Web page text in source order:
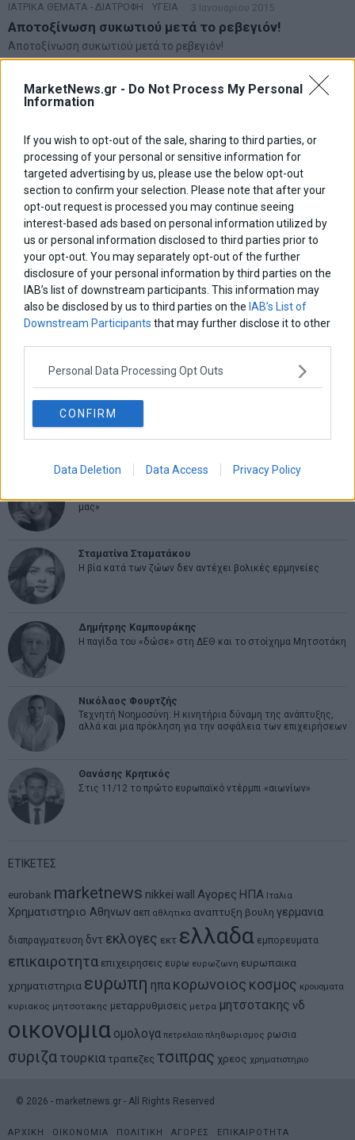
MarketNews.gr - Do Not Process My Personal
Information
If you wish to opt-out of the sale, sharing to third parties, or
processing of your personal or sensitive information for
targeted advertising by us, please use the below opt-out
section to confirm your selection. Please note that after your
opt-out request is processed you may continue seeing
interest-based ads based on personal information utilized by
us or personal information disclosed to third parties prior to
your opt-out. You may separately opt-out of the further
disclosure of your personal information by third parties on the
IAB’s list of downstream participants. This information may
also be disclosed by us to third parties on the IAB’s List of
Downstream Participants that may further disclose it to other
Personal Data Processing Opt Outs
CONFIRM
Data Deletion Data Access Privacy Policy
ΙΑΤΡΙΚΑ ΘΕΜΑΤΑ - ΔΙΑΤΡΟΦΗ ΥΓΕΙΑ 3 Ιανουαρίου 2015
Αποτοξίνωση συκωτιού μετά το ρεβεγιόν!
Αποτοξίνωση συκωτιού μετά το ρεβεγιόν!
Ελευθερία Κούρταλη
μας»
Σταματίνα Σταματάκου
Η βία κατά των ζώων δεν αντέχει βολικές ερμηνείες
Δημήτρης Καμπουράκης
Η παγίδα του «δώσε» στη ΔΕΘ και το στοίχημα Μητσοτάκη
Νικόλαος Φουρτζής
Τεχνητή Νοημοσύνη: Η κινητήρια δύναμη της ανάπτυξης,
αλλά και μια πρόκληση για την ασφάλεια των επιχειρήσεων
Θανάσης Κρητικός
Στις 11/12 το πρώτο ευρωπαϊκό ντέρμπι «αιωνίων»
ΕΤΙΚΕΤΕΣ
eurobank marketnews nikkei wall Αγορες ΗΠΑ Ιταλια
Χρηματιστηριο Αθηνων αεπ αθλητικα αναπτυξη βουλη γερμανια
διαπραγματευση δντ εκλογες εκτ ελλαδα εμπορευματα
επικαιροτητα επιχειρησεις ευρω ευρωζωνη ευρωπαικα
χρηματιστηρια ευρωπη ηπα κορωνοιος κοσμος κρουσματα
κυριακος μητσοτακης μεταρρυθμισεις μετρα μητσοτακης νδ
οικονομια ομολογα πετρελαιο πληθωρισμος ρωσια
συριζα τουρκια τραπεζες τσιπρας χρεος χρηματιστηριο
© 2026 - marketnews.gr - All Rights Reserved
ΑΡΧΙΚΗ ΟΙΚΟΝΟΜΙΑ ΠΟΛΙΤΙΚΗ ΑΓΟΡΕΣ ΕΠΙΚΑΙΡΟΤΗΤΑ